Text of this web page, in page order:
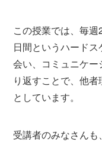
この授業では、毎
日間というハード
会い、コミュニケ
り返すことで、他
としています。
受講者のみなさん